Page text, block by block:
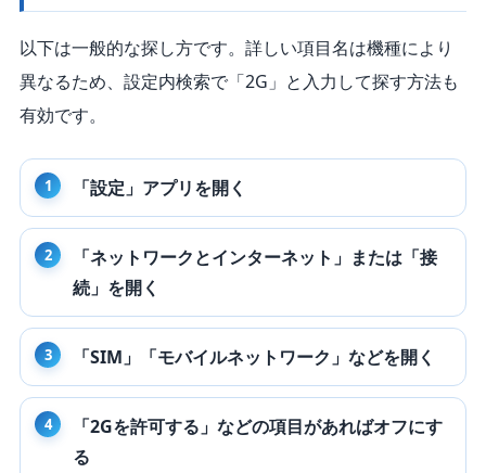
以下は一般的な探し方です。詳しい項目名は機種により
異なるため、設定内検索で「2G」と入力して探す方法も
有効です。
「設定」アプリを開く
「ネットワークとインターネット」または「接
続」を開く
「SIM」「モバイルネットワーク」などを開く
「2Gを許可する」などの項目があればオフにす
る